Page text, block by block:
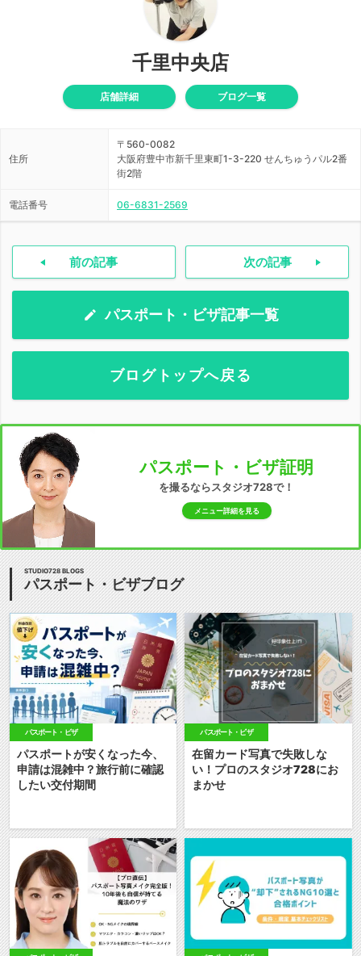
千里中央店
店舗詳細 ブログ一覧
住所
〒560-0082
大阪府豊中市新千里東町1-3-220 せんちゅうパル2番
街2階
電話番号 06-6831-2569
前の記事 次の記事
パスポート・ビザ記事一覧
ブログトップへ戻る
パスポート・ビザ証明
を撮るならスタジオ728で！
メニュー詳細を見る
STUDIO728 BLOGS
パスポート・ビザブログ
パスポート・ビザ
パスポートが安くなった今、
申請は混雑中？旅行前に確認
したい交付期間
パスポート・ビザ
在留カード写真で失敗しな
い！プロのスタジオ728にお
まかせ